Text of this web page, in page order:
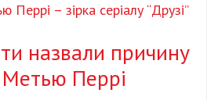
– зірка серіалу “Друзі”
назвали причину
Метью Перрі